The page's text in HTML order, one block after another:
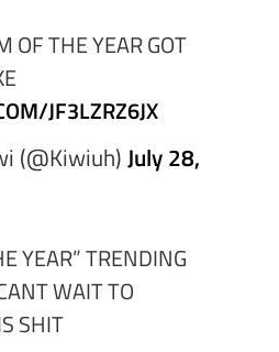
OF THE YEAR GOT
JF3LZRZ6JX
(@Kiwiuh)July 28,
YEAR” TRENDING
WAIT TO
SHIT